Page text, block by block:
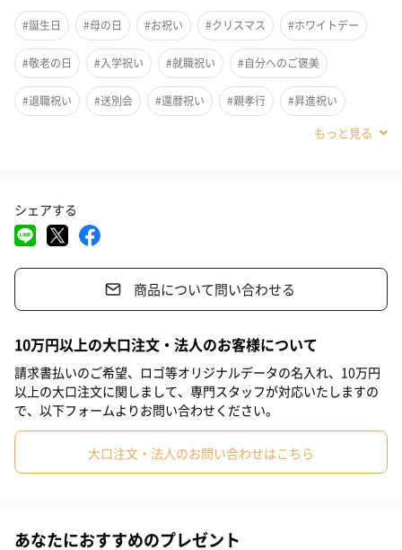
選べる2カラー
03 IVORY
Live “un grid”
着心地のよい服は心を豊かに、
個性あるデザインは日常に刺激を。
自分らしい私 と 理想の私。
Ungridはたくさんの女性達が「なりたい私へなる」
お手伝いができればと願っています。
今日もあなたが想い描いた自分を心から楽しめますように。
サイズ 幅45cm×高さ30.5cm×マチ15.5cm×持ち手110cm
#誕生日 #母の日 #お祝い #クリスマス #ホワイトデー
#敬老の日 #入学祝い #就職祝い #自分へのご褒美
#退職祝い #送別会 #還暦祝い #親孝行 #昇進祝い
#妻
#姉 #娘
#20代前半
#90代
シェアする
商品について問い合わせる
10万円以上の大口注文・法人のお客様について
請求書払いのご希望、ロゴ等オリジナルデータの名入れ、10万円
以上の大口注文に関しまして、専門スタッフが対応いたしますの
で、以下フォームよりお問い合わせください。
大口注文・法人のお問い合わせはこちら
あなたにおすすめのプレゼント